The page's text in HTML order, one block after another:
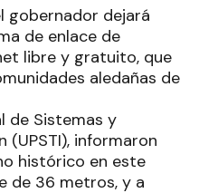
gobernador dejará
de enlace de
libre y gratuito, que
aledañas de
de Sistemas y
(UPSTI), informaron
histórico en este
de 36 metros, y a